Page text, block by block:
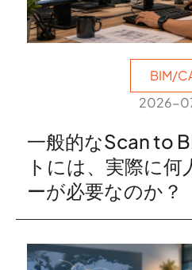
BIM/
2026-
一般的なScan to
トには、実際に何
ーが必要なのか？